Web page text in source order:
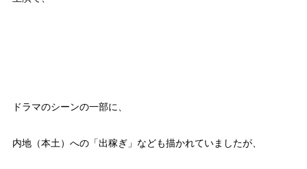
ドラマのシーンの一部に、
内地（本土）への「出稼ぎ」なども描かれていましたが、